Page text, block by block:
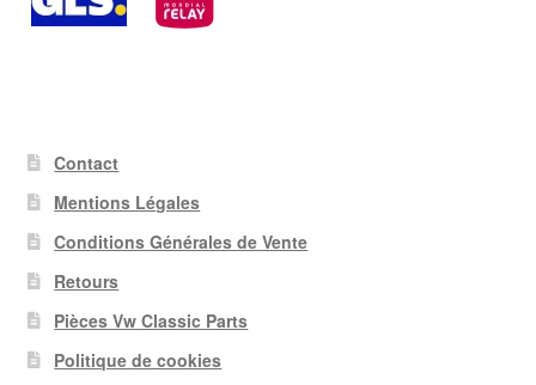
Contact
Mentions Légales
Conditions Générales de Vente
Retours
Pièces Vw Classic Parts
Politique de cookies